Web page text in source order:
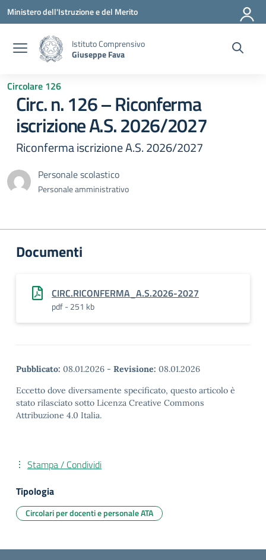
Vai ai contenuti
Vai al menu di navigazione
Vai al footer
Ministero dell'Istruzione e del Merito
Istituto Comprensivo
Giuseppe Fava
Circolare 126
Circ. n. 126 – Riconferma
iscrizione A.S. 2026/2027
Riconferma iscrizione A.S. 2026/2027
Personale scolastico
Personale amministrativo
Documenti
CIRC.RICONFERMA_A.S.2026-2027
pdf - 251 kb
Pubblicato: 08.01.2026 - Revisione: 08.01.2026
Eccetto dove diversamente specificato, questo articolo è
stato rilasciato sotto Licenza Creative Commons
Attribuzione 4.0 Italia.
Stampa / Condividi
Tipologia
Circolari per docenti e personale ATA